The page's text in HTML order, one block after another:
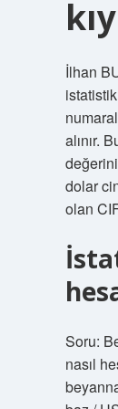
İlhan
alınır.
dolar
olan
Soru:
nasıl